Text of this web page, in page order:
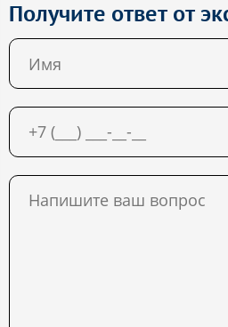
Получите ответ от